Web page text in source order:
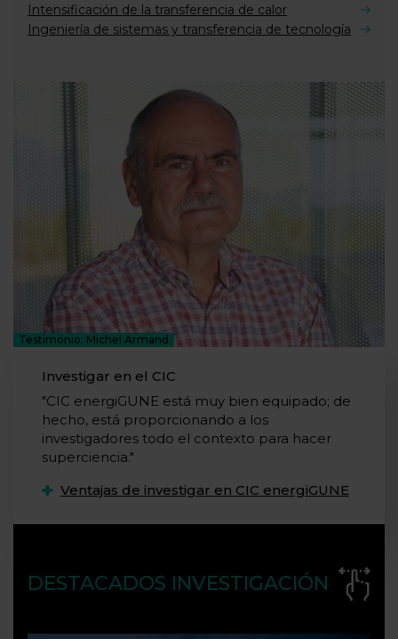
Intensificación de la transferencia de calor
Ingeniería de sistemas y transferencia de tecnología
Testimonio: Michel Armand
Investigar en el CIC
"CIC energiGUNE está muy bien equipado; de
hecho, está proporcionando a los
investigadores todo el contexto para hacer
superciencia."
Ventajas de investigar en CIC energiGUNE
DESTACADOS INVESTIGACIÓN